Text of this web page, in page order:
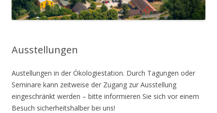
Ausstellungen
Austellungen in der Ökologiestation. Durch Tagungen oder
Seminare kann zeitweise der Zugang zur Ausstellung
eingeschränkt werden – bitte informieren Sie sich vor einem
Besuch sicherheitshalber bei uns!